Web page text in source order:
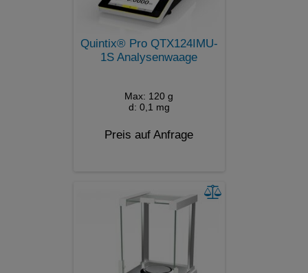
Quintix® Pro QTX124IMU-
1S Analysenwaage
Max: 120 g
d: 0,1 mg
Preis auf Anfrage